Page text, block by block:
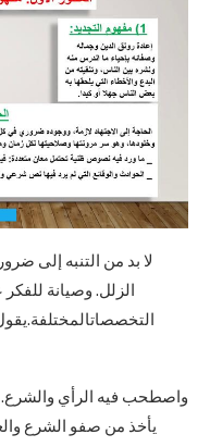
لا بد من التنبه إلى
الزلل. وصيانة للفكر
واصطحب فيه الرأي والشرع.
يأخذ من صفو الشرع